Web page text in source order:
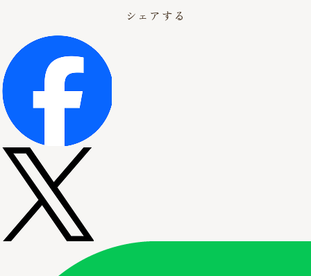
シェアする